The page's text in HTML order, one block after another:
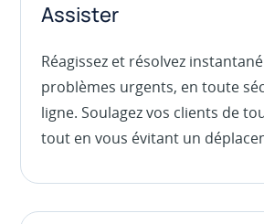
Assister
Réagissez et résolvez
problèmes urgents, en toute
ligne. Soulagez vos clients de
tout en vous évitant un